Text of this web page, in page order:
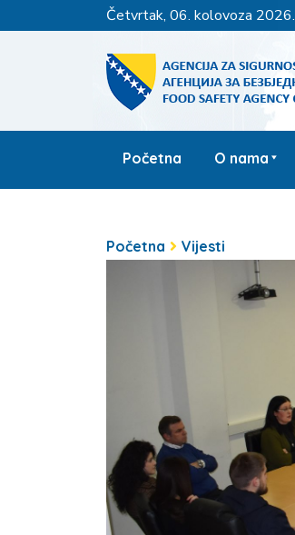
četvrtak, 06. kolovoza 2026.
Početna O nama
Početna Vijesti